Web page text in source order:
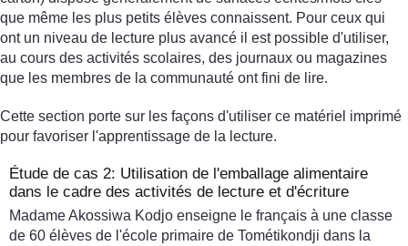
que même les plus petits élèves connaissent. Pour ceux qui
ont un niveau de lecture plus avancé il est possible d'utiliser,
au cours des activités scolaires, des journaux ou magazines
que les membres de la communauté ont fini de lire.
Cette section porte sur les façons d'utiliser ce matériel imprimé
pour favoriser l'apprentissage de la lecture.
Étude de cas 2: Utilisation de l'emballage alimentaire
dans le cadre des activités de lecture et d'écriture
Madame Akossiwa Kodjo enseigne le français à une classe
de 60 élèves de l'école primaire de Tométikondji dans la